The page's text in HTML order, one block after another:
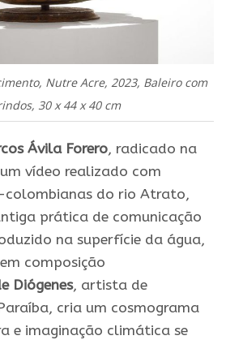
Nutre Acre, 2023, Baleiro com
30 x 44 x 40 cm
Ávila Forero, radicado na
vídeo realizado com
colombianas do rio Atrato,
prática de comunicação
na superfície da água,
composição
Diógenes, artista de
cria um cosmograma
e imaginação climática se